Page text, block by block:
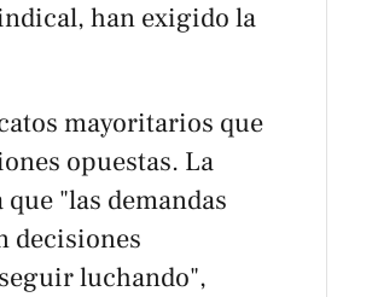
han exigido la
mayoritarios que
opuestas. La
"las demandas
decisiones
luchando",